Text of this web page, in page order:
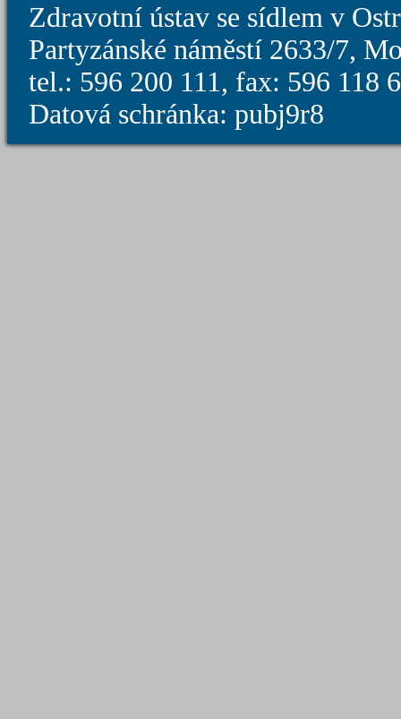
Zdravotní ústav se sídlem v
Partyzánské náměstí 2633/7,
tel.: 596 200 111, fax: 596 118
Datová schránka: pubj9r8